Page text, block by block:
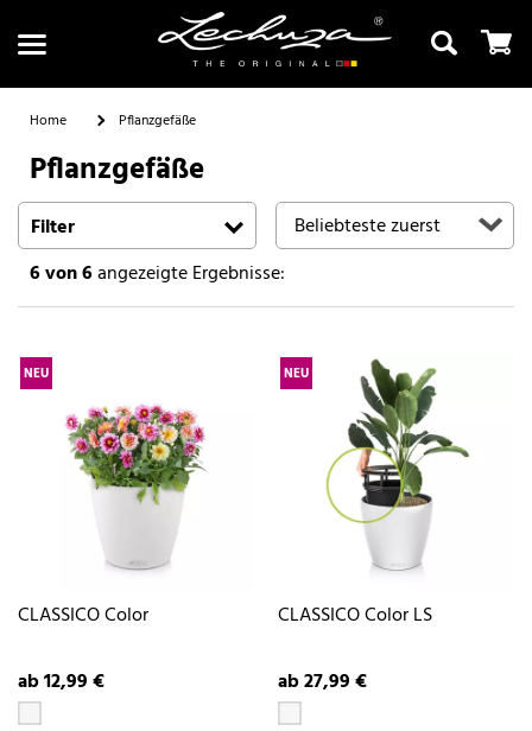
Suchen
Home Pflanzgefäße
Pflanzgefäße
Filter
6von 6angezeigte Ergebnisse:
NEU
CLASSICO Color
ab 12,99 €
NEU
CLASSICO Color LS
ab 27,99 €